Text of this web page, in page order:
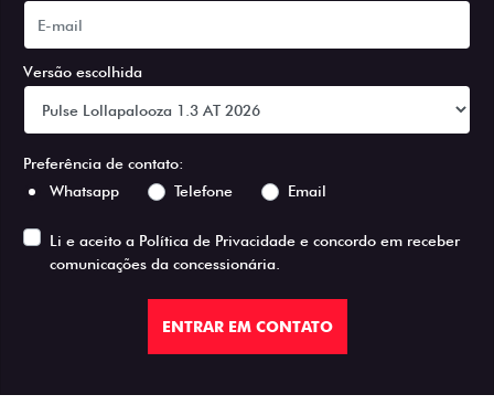
Versão escolhida
Preferência de contato:
Whatsapp
Telefone Email
Li e aceito a Política de Privacidade e concordo em receber
comunicações da concessionária.
ENTRAR EM CONTATO